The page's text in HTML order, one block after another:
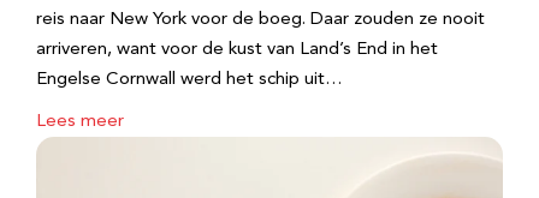
reis naar New York voor de boeg. Daar zouden ze nooit
arriveren, want voor de kust van Land’s End in het
Engelse Cornwall werd het schip uit…
Lees meer